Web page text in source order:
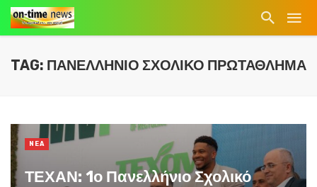
TAG: ΠΑΝΕΛΛΗΝΙΟ ΣΧΟΛΙΚΟ ΠΡΩΤΑΘΛΗΜΑ
ΤΕΧΑΝ: 1ο Πανελλήνιο Σχολικό
NEA